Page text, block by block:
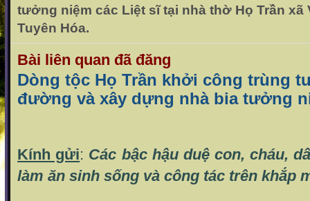
tưởng niệm các Liệt sĩ tại nhà thờ Họ Trần xã
Tuyên Hóa.
Bài liên quan đã đăng
Dòng tộc Họ Trần khởi công trùng
đường và xây dựng nhà bia tưởng
Kính gửi: Các bậc hậu duệ con, cháu,
làm ăn sinh sống và công tác trên khắp